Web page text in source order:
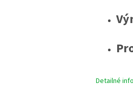
Detailné